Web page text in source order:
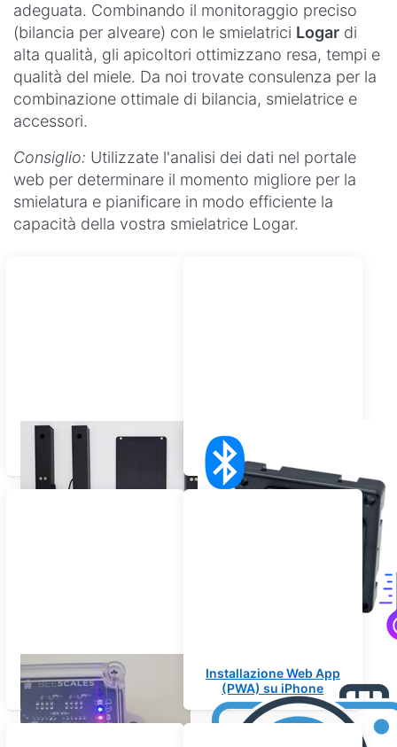
adeguata. Combinando il monitoraggio preciso
(bilancia per alveare) con le smielatrici Logar di
alta qualità, gli apicoltori ottimizzano resa, tempi e
qualità del miele. Da noi trovate consulenza per la
combinazione ottimale di bilancia, smielatrice e
accessori.
Consiglio: Utilizzate l'analisi dei dati nel portale
web per determinare il momento migliore per la
smielatura e pianificare in modo efficiente la
capacità della vostra smielatrice Logar.
Prodotti
Sensore di temperatura
Bluetooth
Tecnologia GPS per
bilance per alveari
Installazione Web App
(PWA) su iPhone